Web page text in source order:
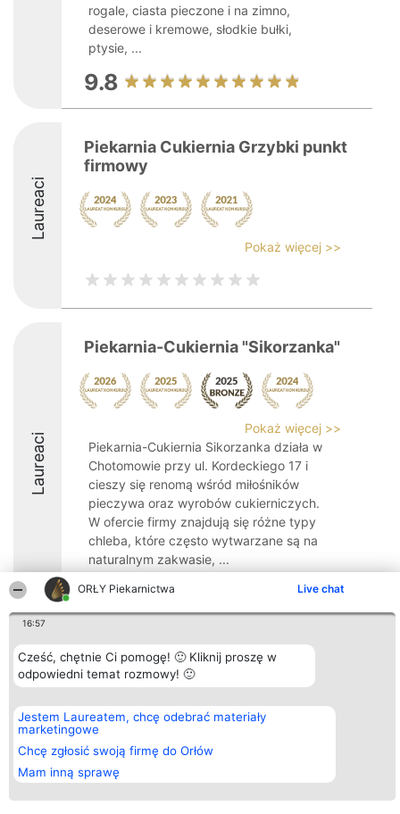
ORŁY Piekarnictwa Live chat
16:57
Cześć, chętnie Ci pomogę! 🙂 Kliknij proszę w
odpowiedni temat rozmowy! 🙂
Jestem Laureatem, chcę odebrać materiały
marketingowe
Chcę zgłosić swoją firmę do Orłów
Mam inną sprawę
rogale, ciasta pieczone i na zimno,
deserowe i kremowe, słodkie bułki,
ptysie, ...
9.8
Laureaci
Piekarnia Cukiernia Grzybki punkt
firmowy
Pokaż więcej >>
Laureaci
Piekarnia-Cukiernia "Sikorzanka"
Pokaż więcej >>
Piekarnia-Cukiernia Sikorzanka działa w
Chotomowie przy ul. Kordeckiego 17 i
cieszy się renomą wśród miłośników
pieczywa oraz wyrobów cukierniczych.
W ofercie firmy znajdują się różne typy
chleba, które często wytwarzane są na
naturalnym zakwasie, ...
8.2
Organizator plebiscytu
Bright Side Solutions sp. z o.
o. sp. k.
Wrocław 50-079
KRS 0000749100 | Regon
381313360 | NIP 8943132676
+48 508 492 400
Plebiscyt
Laureaci
Lista
Laureatów
Zasady
Polityka
Kontakt